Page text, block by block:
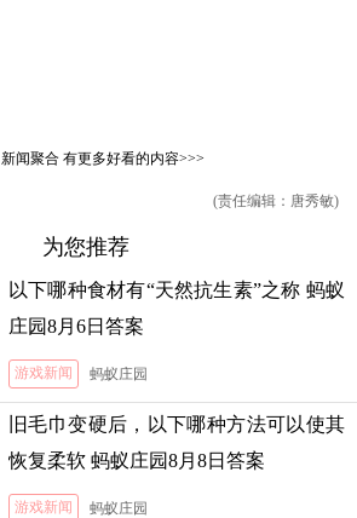
新闻聚合有更多好看的内容>>>
(责任编辑：唐秀敏)
为您推荐
以下哪种食材有“天然抗生素”之称 蚂蚁
庄园8月6日答案
游戏新闻 蚂蚁庄园
旧毛巾变硬后，以下哪种方法可以使其
恢复柔软 蚂蚁庄园8月8日答案
游戏新闻 蚂蚁庄园